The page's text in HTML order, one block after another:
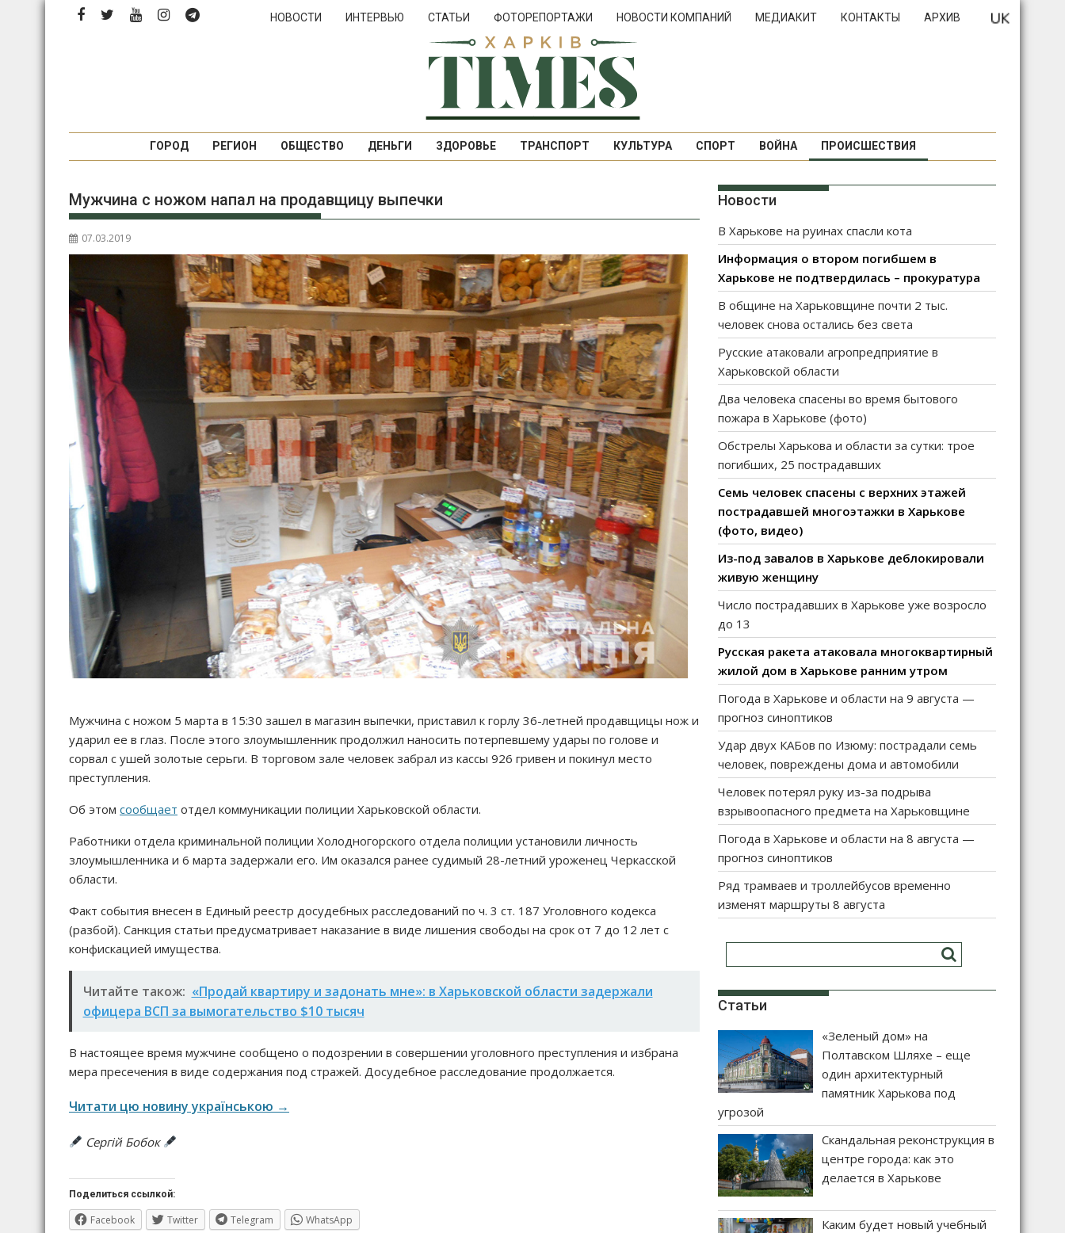
Перейти
НОВОСТИ ИНТЕРВЬЮ СТАТЬИ ФОТОРЕПОРТАЖИ НОВОСТИ КОМПАНИЙ МЕДИАКИТ КОНТАКТЫ АРХИВ
ГОРОД РЕГИОН ОБЩЕСТВО ДЕНЬГИ ЗДОРОВЬЕ ТРАНСПОРТ КУЛЬТУРА СПОРТ ВОЙНА ПРОИСШЕСТВИЯ
Мужчина с ножом напал на продавщицу выпечки
07.03.2019
Мужчина с ножом 5 марта в 15:30 зашел в магазин выпечки, приставил к горлу 36-летней продавщицы нож и
ударил ее в глаз. После этого злоумышленник продолжил наносить потерпевшему удары по голове и
сорвал с ушей золотые серьги. В торговом зале человек забрал из кассы 926 гривен и покинул место
преступления.
Об этом сообщает отдел коммуникации полиции Харьковской области.
Работники отдела криминальной полиции Холодногорского отдела полиции установили личность
злоумышленника и 6 марта задержали его. Им оказался ранее судимый 28-летний уроженец Черкасской
области.
Факт события внесен в Единый реестр досудебных расследований по ч. 3 ст. 187 Уголовного кодекса
(разбой). Санкция статьи предусматривает наказание в виде лишения свободы на срок от 7 до 12 лет с
конфискацией имущества.
Читайте також: «Продай квартиру и задонать мне»: в Харьковской области задержали
офицера ВСП за вымогательство $10 тысяч
В настоящее время мужчине сообщено о подозрении в совершении уголовного преступления и избрана
мера пресечения в виде содержания под стражей. Досудебное расследование продолжается.
Читати цю новину українською →
Сергій Бобок
Поделиться ссылкой:
Facebook Twitter Telegram WhatsApp
Новости
В Харькове на руинах спасли кота
Информация о втором погибшем в
Харькове не подтвердилась – прокуратура
В общине на Харьковщине почти 2 тыс.
человек снова остались без света
Русские атаковали агропредприятие в
Харьковской области
Два человека спасены во время бытового
пожара в Харькове (фото)
Обстрелы Харькова и области за сутки: трое
погибших, 25 пострадавших
Семь человек спасены с верхних этажей
пострадавшей многоэтажки в Харькове
(фото, видео)
Из-под завалов в Харькове деблокировали
живую женщину
Число пострадавших в Харькове уже возросло
до 13
Русская ракета атаковала многоквартирный
жилой дом в Харькове ранним утром
Погода в Харькове и области на 9 августа —
прогноз синоптиков
Удар двух КАБов по Изюму: пострадали семь
человек, повреждены дома и автомобили
Человек потерял руку из-за подрыва
взрывоопасного предмета на Харьковщине
Погода в Харькове и области на 8 августа —
прогноз синоптиков
Ряд трамваев и троллейбусов временно
изменят маршруты 8 августа
Статьи
«Зеленый дом» на
Полтавском Шляхе – еще
один архитектурный
памятник Харькова под
угрозой
Скандальная реконструкция в
центре города: как это
делается в Харькове
Каким будет новый учебный